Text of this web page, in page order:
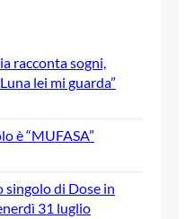
racconta sogni,
lei mi guarda”
è “MUFASA”
singolo di Dose in
31 luglio